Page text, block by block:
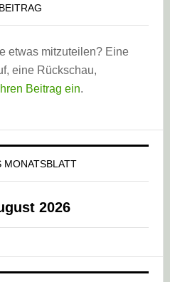
etwas mitzuteilen? Eine
eine Rückschau,
Beitrag ein.
MONATSBLATT
2026